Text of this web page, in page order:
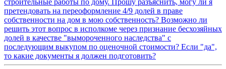
строительные работы по дому. Прошу разъяснить, могу ли я
претендовать на переоформление 4/9 долей в праве
собственности на дом в мою собственность? Возможно ли
решить этот вопрос в исполкоме через признание бесхозяйных
долей в качестве "вымороченного наследства" с
последующим выкупом по оценочной стоимости? Если "да",
то какие документы я должен подготовить?